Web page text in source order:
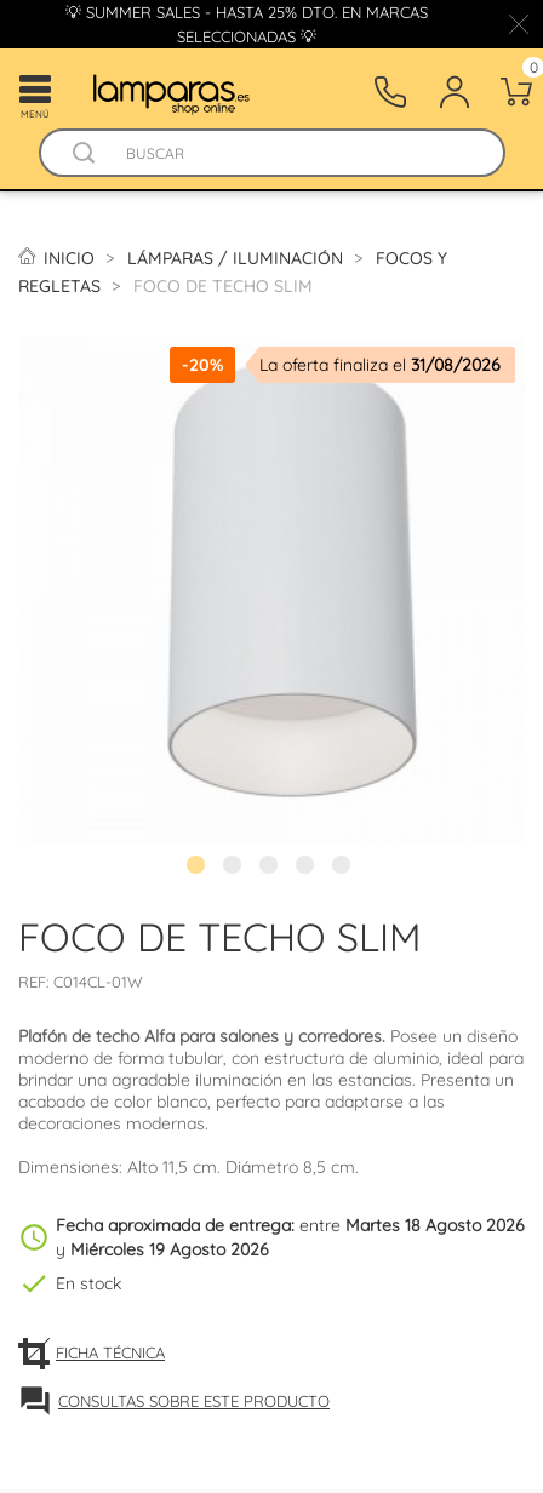
💡 SUMMER SALES - HASTA 25% DTO. EN MARCAS
SELECCIONADAS 💡
MENÚ
0
INICIO LÁMPARAS / ILUMINACIÓN
FOCOS Y
REGLETAS
FOCO DE TECHO SLIM
-20% La oferta finaliza el 31/08/2026
FOCO DE TECHO SLIM
REF: C014CL-01W
Plafón de techo Alfa para salones y corredores. Posee un diseño
moderno de forma tubular, con estructura de aluminio, ideal para
brindar una agradable iluminación en las estancias. Presenta un
acabado de color blanco, perfecto para adaptarse a las
decoraciones modernas.
Dimensiones: Alto 11,5 cm. Diámetro 8,5 cm.
schedule Fecha aproximada de entrega: entre Martes 18 Agosto 2026
y Miércoles 19 Agosto 2026
check En stock
FICHA TÉCNICA
forum CONSULTAS SOBRE ESTE PRODUCTO